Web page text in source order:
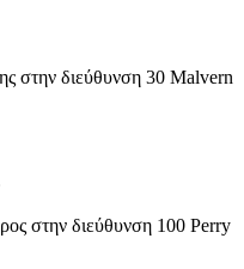
στην διεύθυνση 30 Malvern
στην διεύθυνση 100 Perry